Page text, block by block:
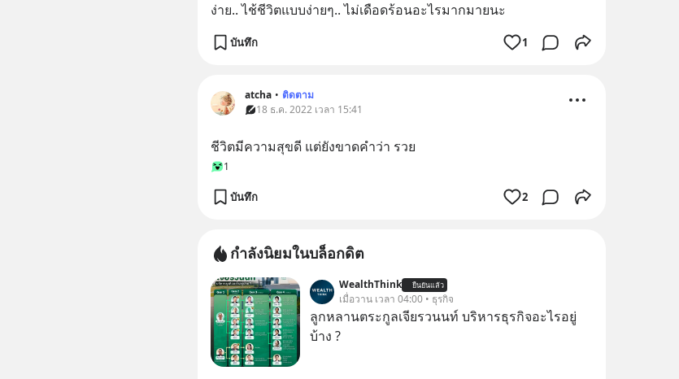
ง่าย.. ไช้​ชีวิต​แบบ​ง่ายๆ.. ไม่​เดือดร้อน​อะไร​มากมาย​นะ​
บันทึก 1
atcha • ติดตาม
18 ธ.ค. 2022 เวลา 15:41
ชีวิตมีความสุขดี แต่ยังขาดคำว่า รวย
1
บันทึก 2
กำลังนิยมในบล็อกดิต
WealthThink ยืนยันแล้ว
เมื่อวาน เวลา 04:00 • ธุรกิจ
ลูกหลานตระกูลเจียรวนนท์ บริหารธุรกิจอะไรอยู่
บ้าง ?